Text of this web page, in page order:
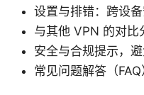
设置与排错：跨设
与其他 VPN 的对比
安全与合规提示，
常见问题解答（FAQ